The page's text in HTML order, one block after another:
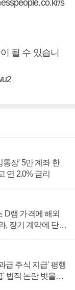
s
될 수 있습니
장' 5만 계좌 한
연 2.0% 금리
D램 가격에 해외
, 장기 계약에 단점
급 주식 지급' 평행
' 법적 논란 벗을지